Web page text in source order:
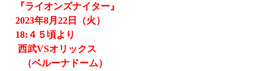
『ライオンズナイター』
2023年8月22日（火）
18:４５頃より
西武VSオリックス
（ベルーナドーム）